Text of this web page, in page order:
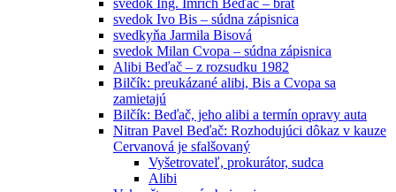
svedok Ivo Bis – súdna zápisnica
svedkyňa Jarmila Bisová
svedok Milan Cvopa – súdna zápisnica
Alibi Beďač – z rozsudku 1982
Bilčík: preukázané alibi, Bis a Cvopa sa
zamietajú
Bilčík: Beďač, jeho alibi a termín opravy auta
Nitran Pavel Beďač: Rozhodujúci dôkaz v kauze
Cervanová je sfalšovaný
Vyšetrovateľ, prokurátor, sudca
Alibi